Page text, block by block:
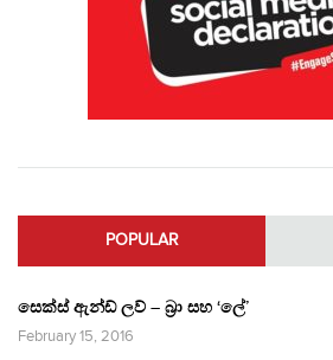
POPULAR
සෙක්ස් ඇන්ඩ් ලව් – බ්‍රා සහ ‘ලේ’
February 15, 2016